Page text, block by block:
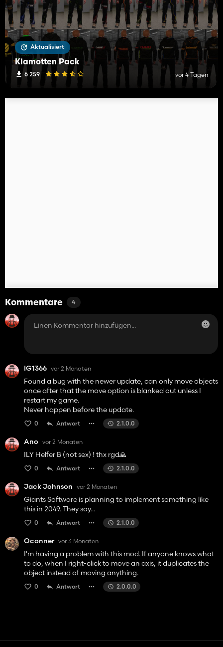
Aktualisiert
Klamotten Pack
6 259 vor 4 Tagen
Kommentare 4
IG1366 vor 2 Monaten
Found a bug with the newer update, can only move objects
once after that the move option is blanked out unless I
restart my game.
Never happen before the update.
0 Antwort 2.1.0.0
Ano vor 2 Monaten
ILY Helfer B (not sex) ! thx rgd🙏
0 Antwort 2.1.0.0
Jack Johnson vor 2 Monaten
Giants Software is planning to implement something like
this in 2049. They say...
0 Antwort 2.1.0.0
Oconner vor 3 Monaten
I'm having a problem with this mod. If anyone knows what
to do, when I right-click to move an axis, it duplicates the
object instead of moving anything.
0 Antwort 2.0.0.0